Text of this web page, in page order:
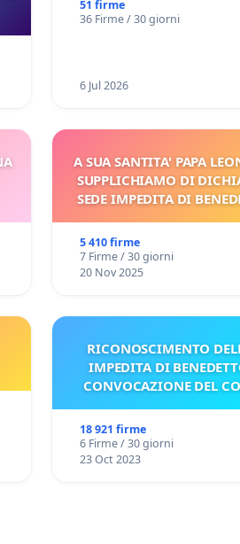
51 firme
36 Firme / 30 giorni
6 Jul 2026
A SUA SANTITA' PAPA
SUPPLICHIAMO DI
SEDE IMPEDITA DI
5 410 firme
7 Firme / 30 giorni
20 Nov 2025
RICONOSCIMENTO
IMPEDITA DI
CONVOCAZIONE DEL
18 921 firme
6 Firme / 30 giorni
23 Oct 2023